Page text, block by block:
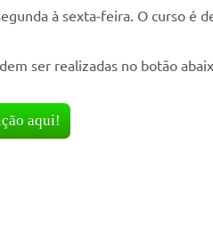
à sexta-feira. O curso é
ser realizadas no botão
aqui!